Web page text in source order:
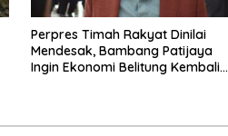
Perpres Timah Rakyat Dinilai
Mendesak, Bambang Patijaya
Ingin Ekonomi Belitung Kembali